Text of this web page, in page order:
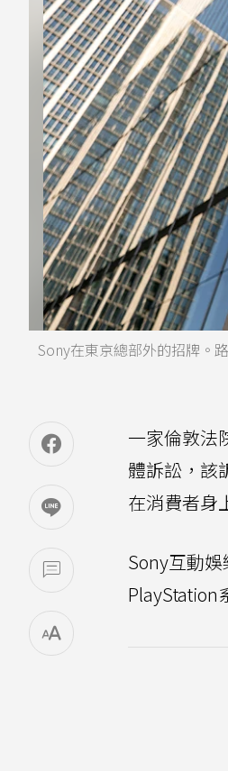
Sony在東京總部外的招牌。
一家倫敦法
體訴訟，該
在消費者身
Sony互動
PlayStation